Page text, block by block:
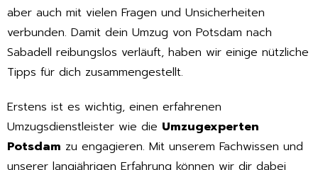
aber auch mit vielen Fragen und Unsicherheiten
verbunden. Damit dein Umzug von Potsdam nach
Sabadell reibungslos verläuft, haben wir einige nützliche
Tipps für dich zusammengestellt.
Erstens ist es wichtig, einen erfahrenen
Umzugsdienstleister wie die Umzugexperten
Potsdam zu engagieren. Mit unserem Fachwissen und
unserer langjährigen Erfahrung können wir dir dabei